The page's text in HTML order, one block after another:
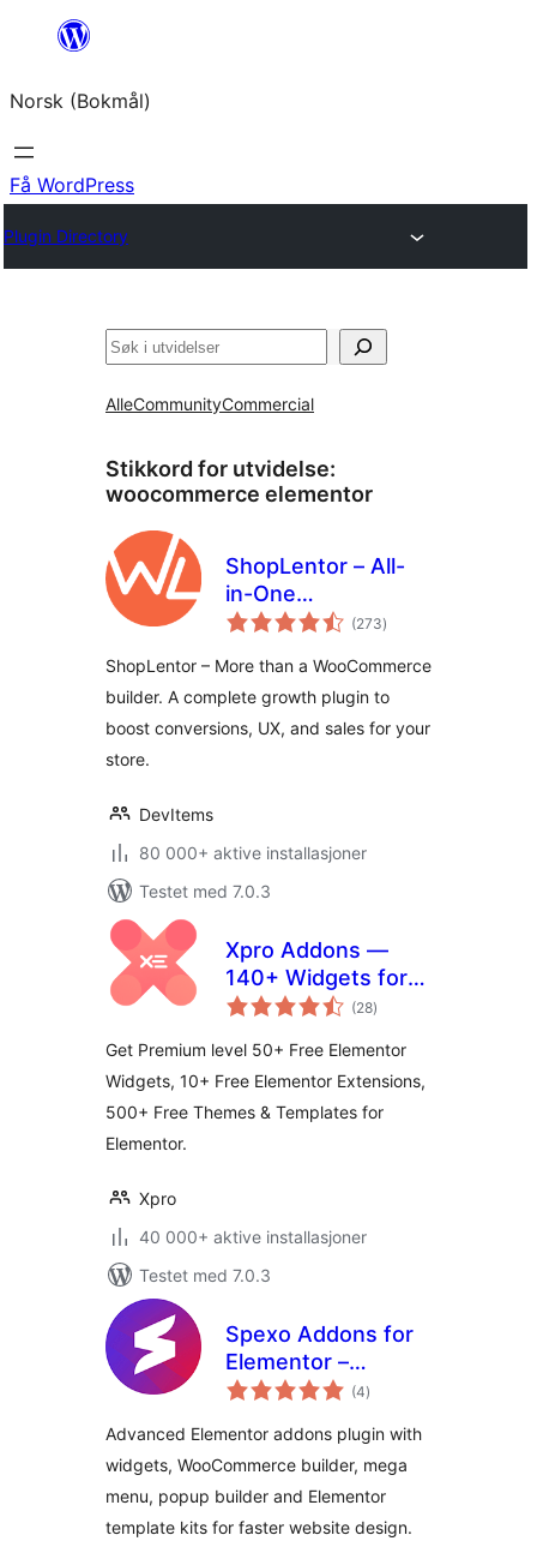
Hopp
innhold
Norsk (Bokmål)
Få WordPress
Plugin Directory
Søk
AlleCommunityCommercial
Stikkord for utvidelse:
woocommerce elementor
ShopLentor – All-
in-One
WooCommerce
Enhancement
Plugin
(273totale
vurderinger
)
ShopLentor – More than a WooCommerce
builder. A complete growth plugin to
boost conversions, UX, and sales for your
store.
DevItems
80 000+ aktive installasjoner
Testet med 7.0.3
Xpro Addons —
140+ Widgets for
Elementor
(28totale
vurderinger
)
Get Premium level 50+ Free Elementor
Widgets, 10+ Free Elementor Extensions,
500+ Free Themes & Templates for
Elementor.
Xpro
40 000+ aktive installasjoner
Testet med 7.0.3
Spexo Addons for
Elementor –
Elementor Widgets,
Builder, Template
Kits and Starter
Templates for
Elementor
(4totale
vurderinger
)
Advanced Elementor addons plugin with
widgets, WooCommerce builder, mega
menu, popup builder and Elementor
template kits for faster website design.